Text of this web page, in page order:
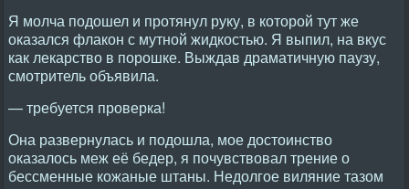
Я молча подошел и протянул руку, в которой тут же
оказался флакон с мутной жидкостью. Я выпил, на вкус
как лекарство в порошке. Выждав драматичную паузу,
смотритель объявила.
— требуется проверка!
Она развернулась и подошла, мое достоинство
оказалось меж её бедер, я почувствовал трение о
бессменные кожаные штаны. Недолгое виляние тазом